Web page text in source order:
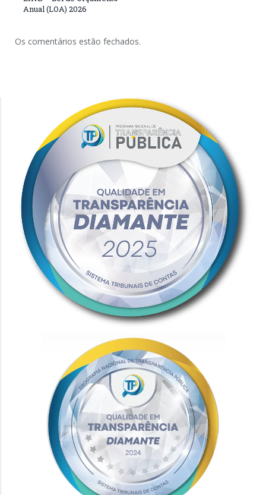
Anual (LOA) 2026
Os comentários estão fechados.